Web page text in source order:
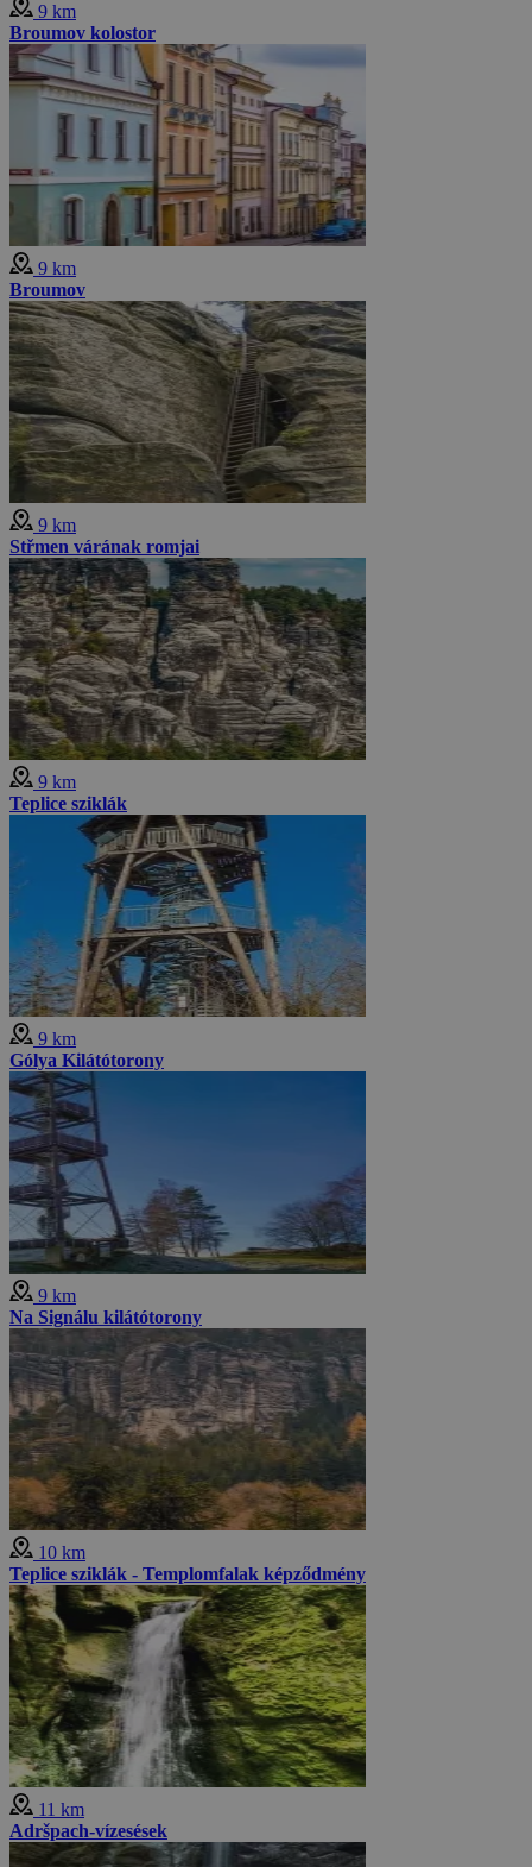
9 km
Broumov kolostor
9 km
Broumov
9 km
Střmen várának romjai
9 km
Teplice sziklák
9 km
Gólya Kilátótorony
9 km
Na Signálu kilátótorony
10 km
Teplice sziklák - Templomfalak képződmény
11 km
Adršpach-vízesések